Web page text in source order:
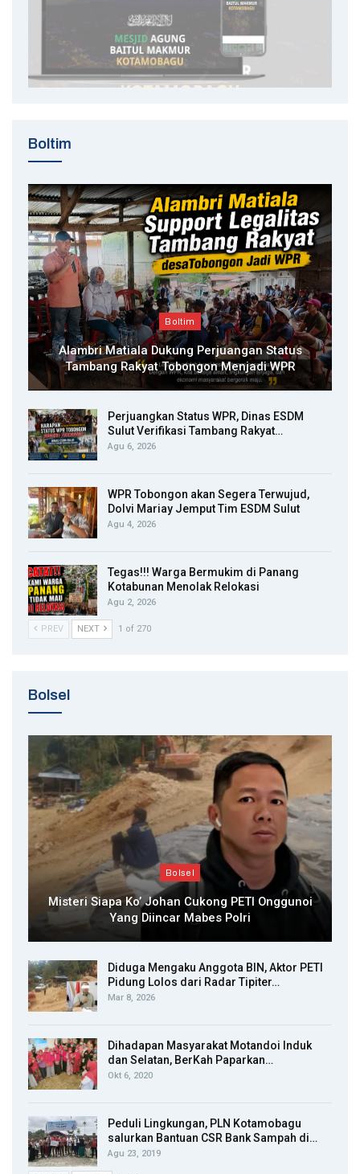
Boltim
Boltim
Alambri Matiala Dukung Perjuangan Status
Tambang Rakyat Tobongon Menjadi WPR
Perjuangkan Status WPR, Dinas ESDM
Sulut Verifikasi Tambang Rakyat…
Agu 6, 2026
WPR Tobongon akan Segera Terwujud,
Dolvi Mariay Jemput Tim ESDM Sulut
Agu 4, 2026
Tegas!!! Warga Bermukim di Panang
Kotabunan Menolak Relokasi
Agu 2, 2026
PREV NEXT 1 of 270
Bolsel
Bolsel
Misteri Siapa Ko’ Johan Cukong PETI Onggunoi
Yang Diincar Mabes Polri
Diduga Mengaku Anggota BIN, Aktor PETI
Pidung Lolos dari Radar Tipiter…
Mar 8, 2026
Dihadapan Masyarakat Motandoi Induk
dan Selatan, BerKah Paparkan…
Okt 6, 2020
Peduli Lingkungan, PLN Kotamobagu
salurkan Bantuan CSR Bank Sampah di…
Agu 23, 2019